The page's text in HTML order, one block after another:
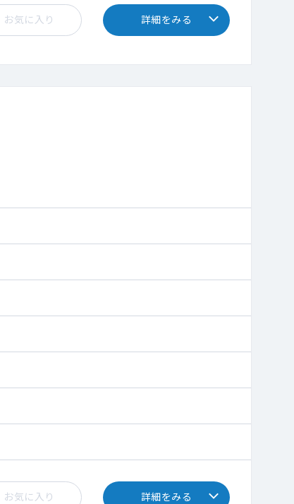
お気に入り 詳細をみる
お気に入り 詳細をみる